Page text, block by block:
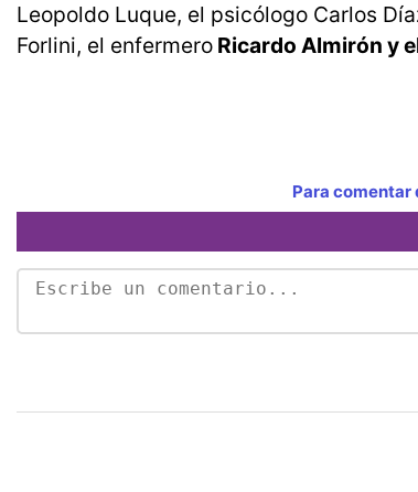
Leopoldo Luque, el psicólogo Carlos
Forlini, el enfermero Ricardo Almirón y
Para